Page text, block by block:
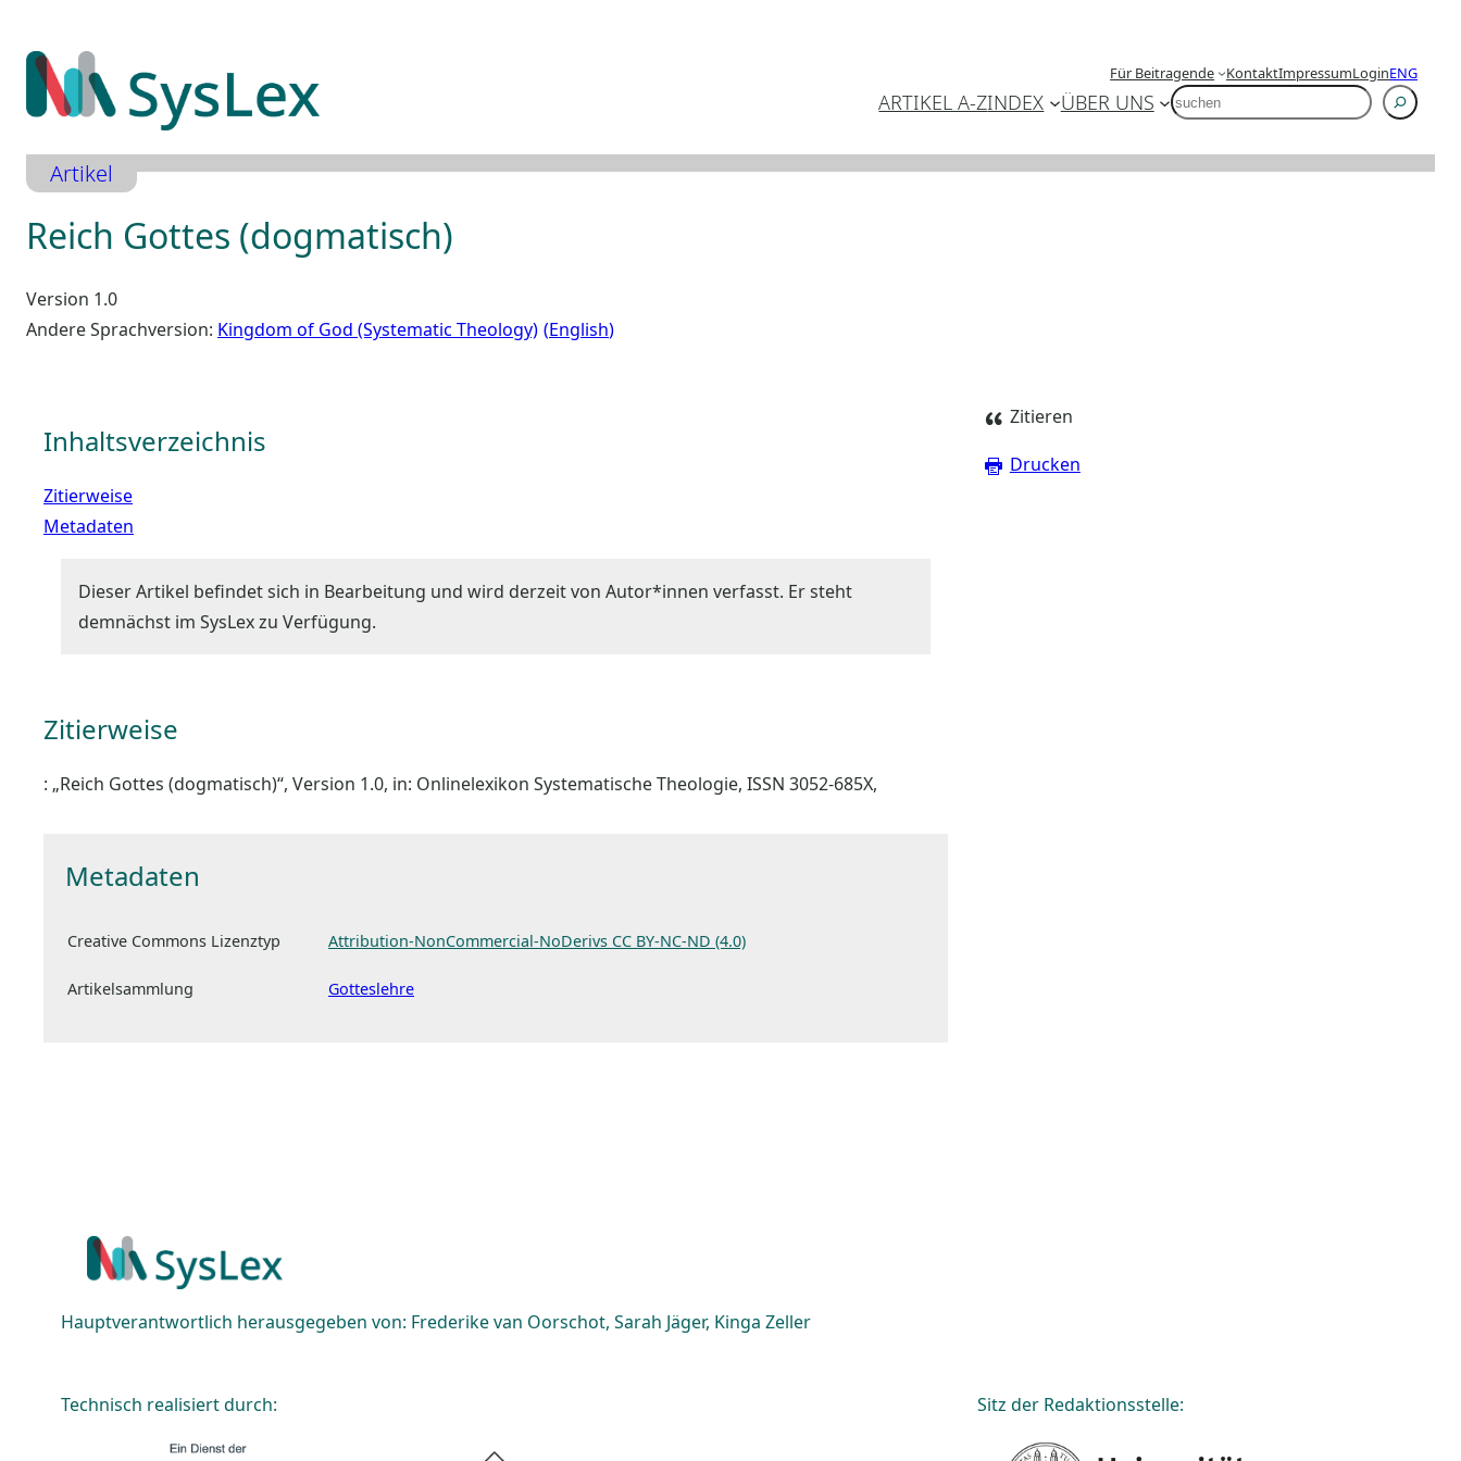
Inhalt
springen
Für Beitragende KontaktImpressumLoginENG
ARTIKEL A-ZINDEX ÜBER UNS SUCHEN
Artikel
Reich Gottes (dogmatisch)
Version 1.0
Andere Sprachversion: Kingdom of God (Systematic Theology) English
Inhaltsverzeichnis
Zitierweise
Metadaten
Dieser Artikel befindet sich in Bearbeitung und wird derzeit von Autor*innen verfasst. Er steht
demnächst im SysLex zu Verfügung.
Zitierweise
: „Reich Gottes (dogmatisch)“, Version 1.0, in: Onlinelexikon Systematische Theologie, ISSN 3052-685X,
Metadaten
Creative Commons Lizenztyp Attribution-NonCommercial-NoDerivs CC BY-NC-ND (4.0)
Artikelsammlung Gotteslehre
Zitieren
Drucken
Hauptverantwortlich herausgegeben von: Frederike van Oorschot, Sarah Jäger, Kinga Zeller
Technisch realisiert durch: Sitz der Redaktionsstelle: